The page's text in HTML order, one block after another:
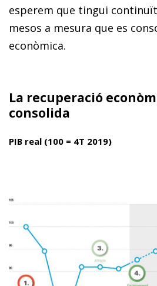
esperem que tingui
mesos a mesura que es
econòmica.
La recuperació
consolida
PIB real (100 = 4T 2019)